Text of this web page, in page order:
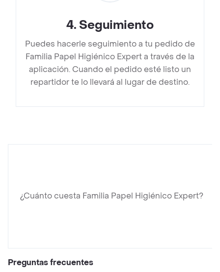
4. Seguimiento
Puedes hacerle seguimiento a tu pedido de
Familia Papel Higiénico Expert a través de la
aplicación. Cuando el pedido esté listo un
repartidor te lo llevará al lugar de destino.
¿Cuánto cuesta Familia Papel Higiénico Expert?
Preguntas frecuentes